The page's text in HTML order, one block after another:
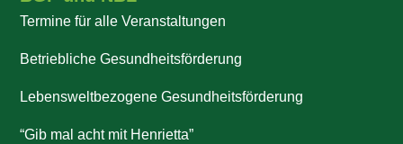
Termine für alle Veranstaltungen
Betriebliche Gesundheitsförderung
Lebensweltbezogene Gesundheitsförderung
“Gib mal acht mit Henrietta”